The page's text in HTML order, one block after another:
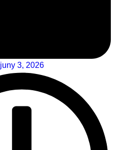
juny 3, 2026